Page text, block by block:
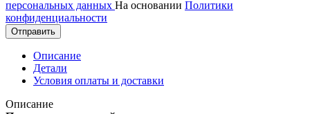
персональных данных На основании Политики
конфиденциальности
Отправить
Описание
Детали
Условия оплаты и доставки
Описание